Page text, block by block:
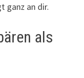
ganz an dir.
als